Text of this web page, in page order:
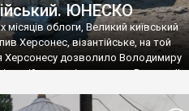
ЮНЕСКО
місяців облоги, Великий київський
Херсонес, візантійське, на той
Херсонесу дозволило Володимиру
імператору Василю ІІ,
став Василем-